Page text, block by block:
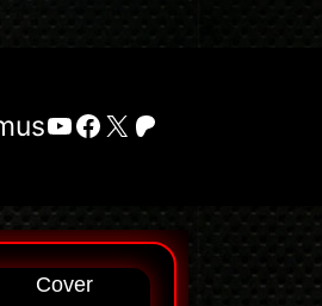
YouTube
Facebook
X Patreon